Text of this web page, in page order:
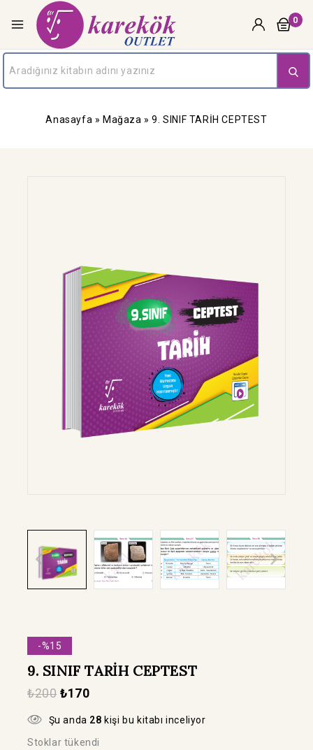
0
Anasayfa » Mağaza »9. SINIF TARİH CEPTEST
-%15
9. SINIF TARİH CEPTEST
₺200 ₺170
Şu anda 28 kişi bu kitabı inceliyor
Stoklar tükendi